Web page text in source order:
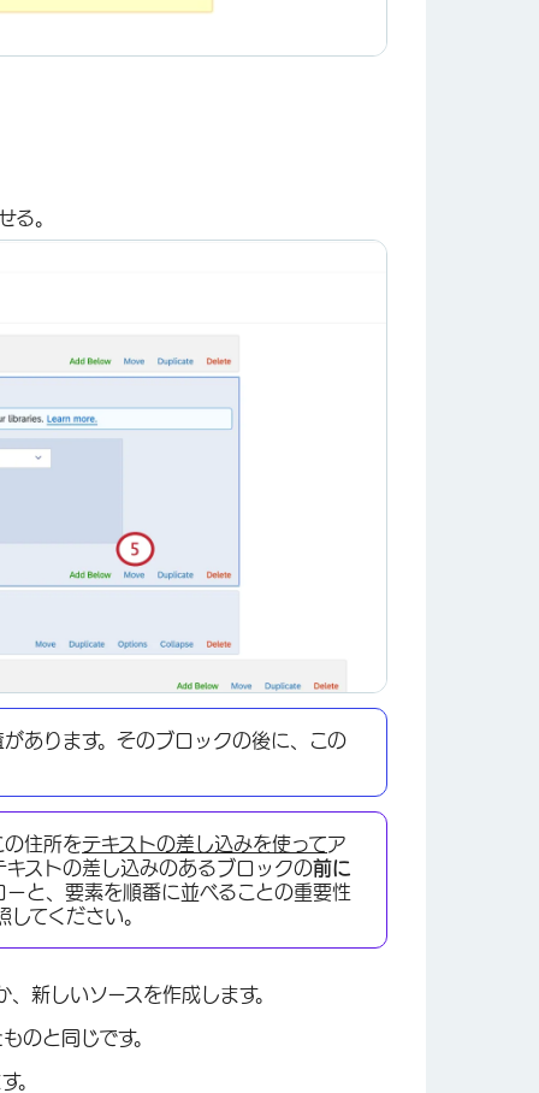
る。
×
あります。そのブロックの後に、この
の住所をテキストの差し込みを使ってア
ストの差し込みのあるブロックの前に
と、要素を順番に並べることの重要性
してください。
、新しいソースを作成します。
のと同じです。
。